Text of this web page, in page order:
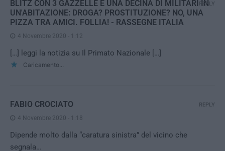
BLITZ CON 3 GAZZELLE E UNA DECINA DI MILITARI IN
UN'ABITAZIONE: DROGA? PROSTITUZIONE? NO, UNA
PIZZA TRA AMICI. FOLLIA! - RASSEGNE ITALIA
4 Novembre 2020 - 1:12
[…] leggi la notizia su Il Primato Nazionale […]
Caricamento...
REPLY
FABIO CROCIATO
4 Novembre 2020 - 1:18
Dipende molto dalla “caratura sinistra” del vicino che
segnala…
REPLY